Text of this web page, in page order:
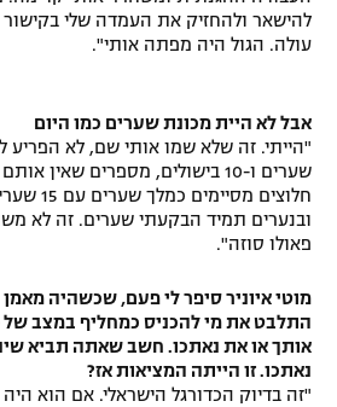
לוח דרושים – ג'ובנט
המגזין
להישאר ולהחזיק את העמדה שלי בקישור
עולה. הגול היה מפתה אותי".
אבל לא היית מכונת שערים כמו היום
שערים ו-10 בישולים, מספרים שאין
ובנערים תמיד הבקעתי שערים. זה לא
פאולו סוזה".
מוטי איוניר סיפר לי פעם, שכשהיה
אותך או את נאתכו. חשב שאתה תביא
נאתכו. זו הייתה המציאות אז?
"זה בדיוק הכדורגל הישראלי. אם הוא